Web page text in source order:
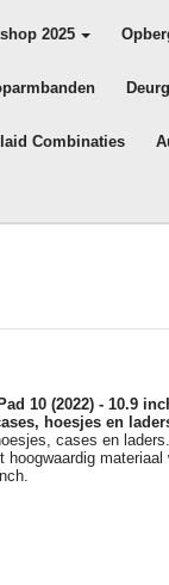
2025
Combinaties
10 (2022) - 10.9
hoesjes en
cases en